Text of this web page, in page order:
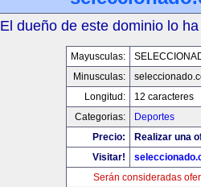
El dueño de este dominio lo
Mayusculas:
Minusculas:
Longitud:
12 caracteres
Categorias:
Deportes
Precio:
Realizar una
Visitar!
Serán consideradas